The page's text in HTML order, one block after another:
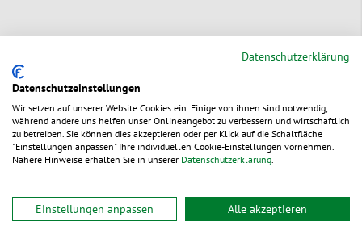
Alternative Produkte
Set
Datenschutzerklärung
Datenschutzeinstellungen
Wir setzen auf unserer Website Cookies ein. Einige von ihnen sind notwendig,
während andere uns helfen unser Onlineangebot zu verbessern und wirtschaftlich
zu betreiben. Sie können dies akzeptieren oder per Klick auf die Schaltfläche
"Einstellungen anpassen" Ihre individuellen Cookie-Einstellungen vornehmen.
Nähere Hinweise erhalten Sie in unserer Datenschutzerklärung
Einstellungen anpassen Alle akzeptieren